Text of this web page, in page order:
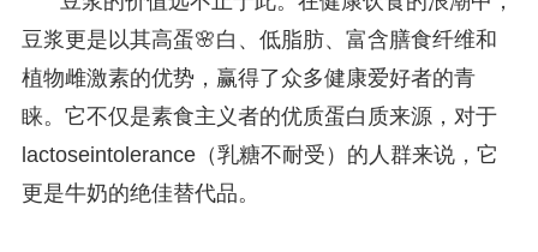
豆浆更是以其高蛋🌸白、低脂肪、富含膳食纤维和
植物雌激素的优势，赢得了众多健康爱好者的青
睐。它不仅是素食主义者的优质蛋白质来源，对于
lactoseintolerance（乳糖不耐受）的人群来说，它
更是牛奶的绝佳替代品。